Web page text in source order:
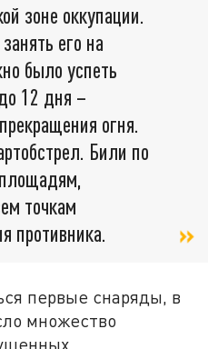
зоне оккупации.
его на
было успеть
12 дня –
огня.
Били по
точкам
противника.
первые снаряды, в
множество